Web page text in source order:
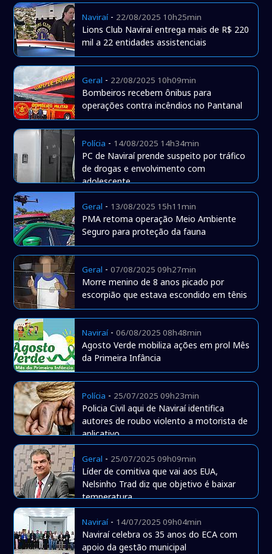
Naviraí- 22/08/2025 10h25min
Lions Club Naviraí entrega mais de R$ 220
mil a 22 entidades assistenciais
Geral - 22/08/2025 10h09min
Bombeiros recebem ônibus para
operações contra incêndios no Pantanal
Polícia - 14/08/2025 14h34min
PC de Naviraí prende suspeito por tráfico
de drogas e envolvimento com
adolescente
Geral - 13/08/2025 15h11min
PMA retoma operação Meio Ambiente
Seguro para proteção da fauna
Geral -07/08/2025 09h27min
Morre menino de 8 anos picado por
escorpião que estava escondido em tênis
Naviraí-06/08/2025 08h48min
Agosto Verde mobiliza ações em prol Mês
da Primeira Infância
Polícia - 25/07/2025 09h23min
Policia Civil aqui de Naviraí identifica
autores de roubo violento a motorista de
aplicativo
Geral - 25/07/2025 09h09min
Líder de comitiva que vai aos EUA,
Nelsinho Trad diz que objetivo é baixar
temperatura
Naviraí- 14/07/2025 09h04min
Naviraí celebra os 35 anos do ECA com
apoio da gestão municipal